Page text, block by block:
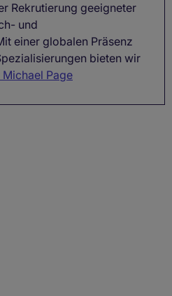
Rekrutierung geeigneter
und
einer globalen Präsenz
bieten wir
Page